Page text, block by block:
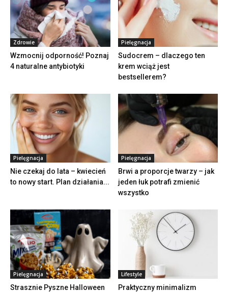
Zdrowie
Wzmocnij odporność! Poznaj
4 naturalne antybiotyki
Pielęgnacja
Sudocrem – dlaczego ten
krem wciąż jest
bestsellerem?
Pielęgnacja
Nie czekaj do lata – kwiecień
to nowy start. Plan działania...
Pielęgnacja
Brwi a proporcje twarzy – jak
jeden łuk potrafi zmienić
wszystko
Pielęgnacja
Strasznie Pyszne Halloween
Lifestyle
Praktyczny minimalizm